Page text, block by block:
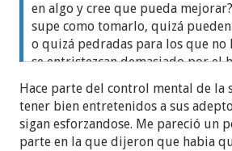
en algo y cree que pueda
supe como tomarlo, quizá
o quizá pedradas para los que no
se entristezcan demasiado por el
sentirse suficientes, o bien,
mental para que siempre trates
importar que des el máximo.
¿Ustedes que opinan que sea? Los
Hace parte del control mental de la
tener bien entretenidos a sus
sigan esforzandose. Me pareció un
parte en la que dijeron que habia